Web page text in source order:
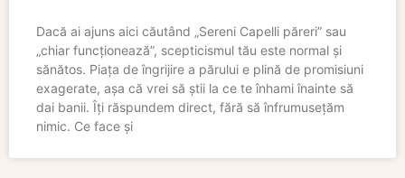
Dacă ai ajuns aici căutând „Sereni Capelli păreri” sau
„chiar funcționează”, scepticismul tău este normal și
sănătos. Piața de îngrijire a părului e plină de promisiuni
exagerate, așa că vrei să știi la ce te înhami înainte să
dai banii. Îți răspundem direct, fără să înfrumusețăm
nimic. Ce face și